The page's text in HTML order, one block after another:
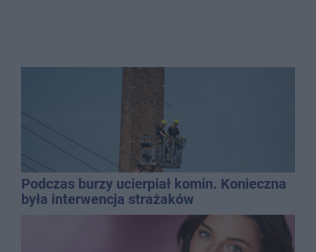
Podczas burzy ucierpiał komin. Konieczna
była interwencja strażaków